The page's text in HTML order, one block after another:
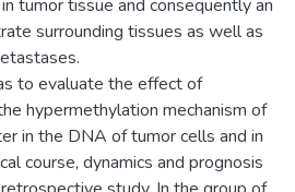
tumor tissue and consequently an
surrounding tissues as well as
to evaluate the effect of
hypermethylation mechanism of
in the DNA of tumor cells and in
course, dynamics and prognosis